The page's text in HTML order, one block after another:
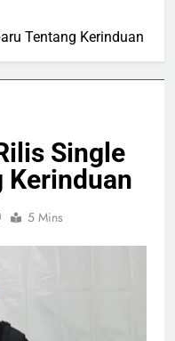
Tentang Kerinduan
Single
Kerinduan
5 Mins